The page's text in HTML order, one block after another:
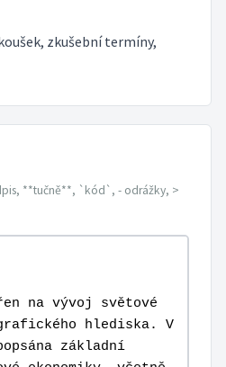
zkušební termíny,
**tučně**, `kód`, - odrážky, >